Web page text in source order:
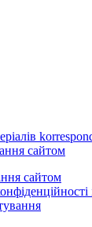
сайтом
сайтом